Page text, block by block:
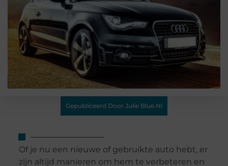
Gepubliceerd Door Julie Blue.nl
Of je nu een nieuwe of gebruikte auto hebt, er
zijn altijd manieren om hem te verbeteren en